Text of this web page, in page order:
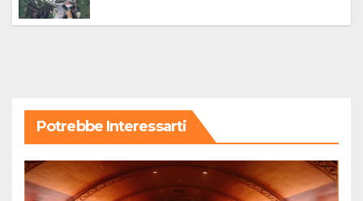
Potrebbe Interessarti